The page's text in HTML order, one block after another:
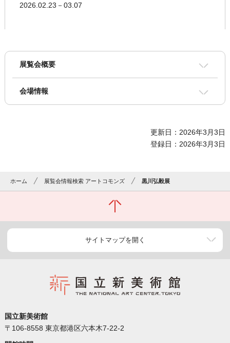
2026.02.23－03.07
展覧会概要
会場情報
更新日：2026年3月3日
登録日：2026年3月3日
ホーム 展覧会情報検索 アートコモンズ 黒川弘毅展
サイトマップを開く
国立新美術館
〒106-8558 東京都港区六本木7-22-2